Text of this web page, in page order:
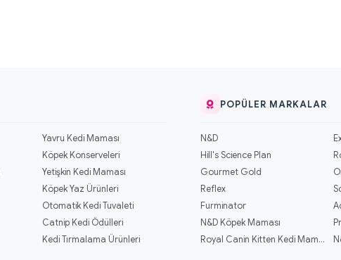
Yavru Kedi Maması
Köpek Konserveleri
Yetişkin Kedi Maması
Köpek Yaz Ürünleri
Otomatik Kedi Tuvaleti
Catnip Kedi Ödülleri
Kedi Tırmalama Ürünleri
POPÜLER MARKALAR
N&D
Hill's Science Plan
Gourmet Gold
Reflex
Furminator
N&D Köpek Maması
Royal Canin Kitten Kedi Mamaları